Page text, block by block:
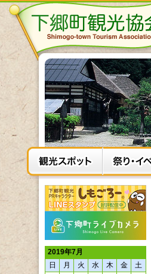
2019年7月
日
月 火 水 木 金
土